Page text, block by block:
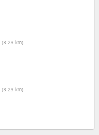
(3.23 km)
(3.23 km)